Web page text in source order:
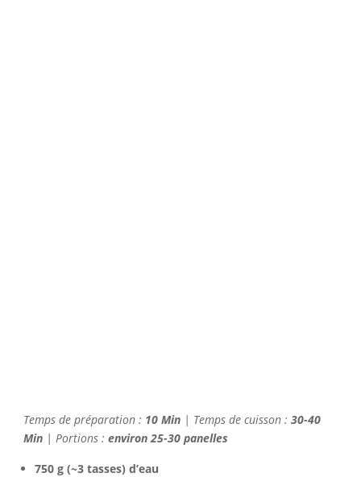
Temps de préparation : 10 Min| Temps de cuisson : 30-40
Min| Portions : environ 25-30 panelles
750 g (~3 tasses) d’eau